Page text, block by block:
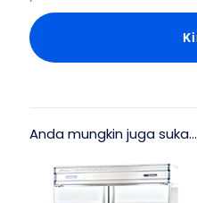
Anda mungkin juga suka…